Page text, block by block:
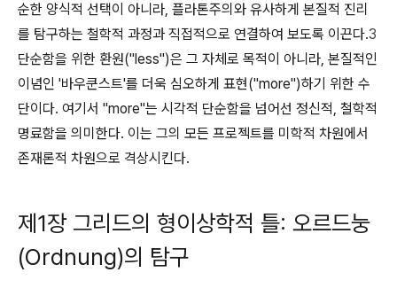
순한 양식적 선택이 아니라, 플라톤주의와 유사하게 본질적 진리
를 탐구하는 철학적 과정과 직접적으로 연결하여 보도록 이끈다.3
단순함을 위한 환원("less")은 그 자체로 목적이 아니라, 본질적인
이념인 '바우쿤스트'를 더욱 심오하게 표현("more")하기 위한 수
단이다. 여기서 "more"는 시각적 단순함을 넘어선 정신적, 철학적
명료함을 의미한다. 이는 그의 모든 프로젝트를 미학적 차원에서
존재론적 차원으로 격상시킨다.
제1장 그리드의 형이상학적 틀: 오르드눙
(Ordnung)의 탐구